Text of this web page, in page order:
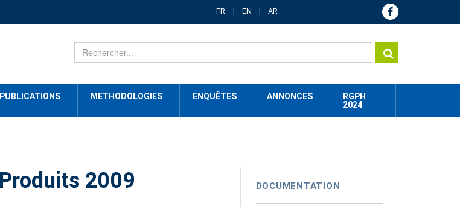
FR EN AR
PUBLICATIONS METHODOLOGIES ENQUÊTES ANNONCES
RGPH
2024
2009
DOCUMENTATION